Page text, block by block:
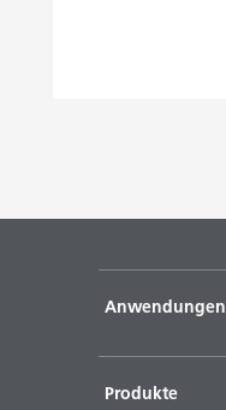
Anwendungen
Produkte